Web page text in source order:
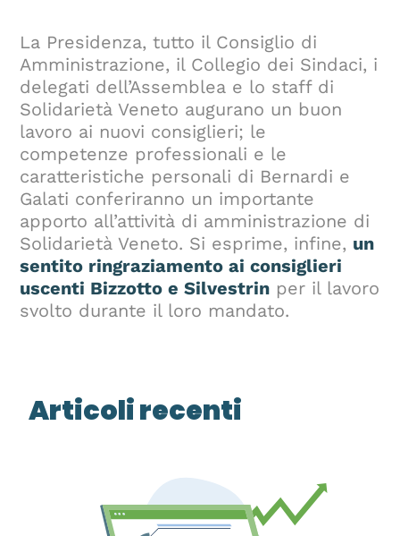
La Presidenza, tutto il Consiglio di
Amministrazione, il Collegio dei Sindaci, i
delegati dell’Assemblea e lo staff di
Solidarietà Veneto augurano un buon
lavoro ai nuovi consiglieri; le
competenze professionali e le
caratteristiche personali di Bernardi e
Galati conferiranno un importante
apporto all’attività di amministrazione di
Solidarietà Veneto. Si esprime, infine, un
sentito ringraziamento ai consiglieri
uscenti Bizzotto e Silvestrin per il lavoro
svolto durante il loro mandato.
Articoli recenti